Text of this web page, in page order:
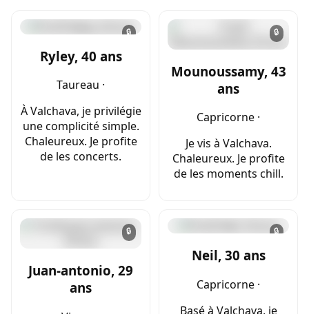
🔒
Ryley, 40 ans
Taureau ·
À Valchava, je privilégie
une complicité simple.
Chaleureux. Je profite
de les concerts.
🔒
Mounoussamy, 43
ans
Capricorne ·
Je vis à Valchava.
Chaleureux. Je profite
de les moments chill.
🔒
Juan-antonio, 29
ans
🔒
Neil, 30 ans
Capricorne ·
Basé à Valchava, je